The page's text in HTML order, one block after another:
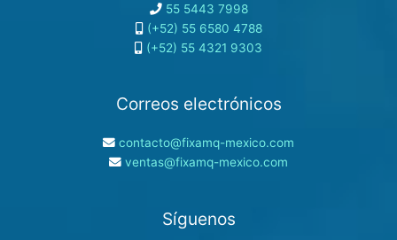
55 5443 7998
(+52) 55 6580 4788
(+52) 55 4321 9303
Correos electrónicos
contacto@fixamq-mexico.com
ventas@fixamq-mexico.com
Síguenos